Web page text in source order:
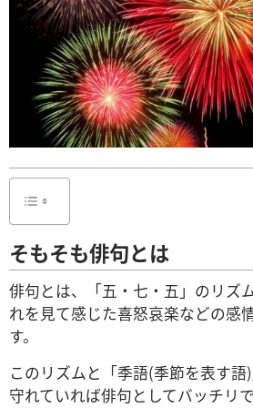
そもそも俳句とは
俳句とは、「五・七・五」のリズ
れを見て感じた喜怒哀楽などの感
す。
このリズムと「季語(季節を表す
守れていれば俳句としてバッチリ